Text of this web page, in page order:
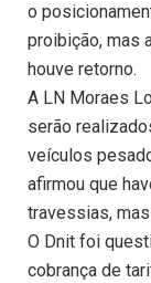
o
proibição, mas
houve retorno.
A LN Moraes
serão
veículos
afirmou que
travessias,
O Dnit foi
cobrança de